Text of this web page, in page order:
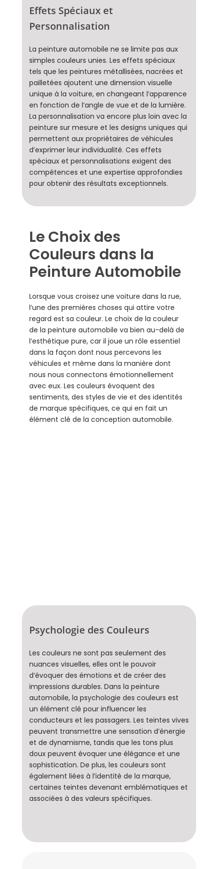
Effets Spéciaux et
Personnalisation
La peinture automobile ne se limite pas aux
simples couleurs unies. Les effets spéciaux
tels que les peintures métallisées, nacrées et
pailletées ajoutent une dimension visuelle
unique à la voiture, en changeant l’apparence
en fonction de l’angle de vue et de la lumière.
La personnalisation va encore plus loin avec la
peinture sur mesure et les designs uniques qui
permettent aux propriétaires de véhicules
d’exprimer leur individualité. Ces effets
spéciaux et personnalisations exigent des
compétences et une expertise approfondies
pour obtenir des résultats exceptionnels.
Le Choix des
Couleurs dans la
Peinture Automobile
Lorsque vous croisez une voiture dans la rue,
l’une des premières choses qui attire votre
regard est sa couleur. Le choix de la couleur
de la peinture automobile va bien au-delà de
l’esthétique pure, car il joue un rôle essentiel
dans la façon dont nous percevons les
véhicules et même dans la manière dont
nous nous connectons émotionnellement
avec eux. Les couleurs évoquent des
sentiments, des styles de vie et des identités
de marque spécifiques, ce qui en fait un
élément clé de la conception automobile.
Psychologie des Couleurs
Les couleurs ne sont pas seulement des
nuances visuelles, elles ont le pouvoir
d’évoquer des émotions et de créer des
impressions durables. Dans la peinture
automobile, la psychologie des couleurs est
un élément clé pour influencer les
conducteurs et les passagers. Les teintes vives
peuvent transmettre une sensation d’énergie
et de dynamisme, tandis que les tons plus
doux peuvent évoquer une élégance et une
sophistication. De plus, les couleurs sont
également liées à l’identité de la marque,
certaines teintes devenant emblématiques et
associées à des valeurs spécifiques.